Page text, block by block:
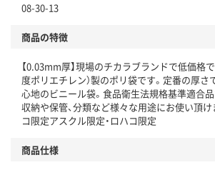
仕組
この商品の環境配慮ポイントです。下記商品
アスクル商品環境スコア詳細／加点項目
08-30-13
商品の特徴
【0.03mm厚】現場のチカラブランドで低価格
度ポリエチレン）製のポリ袋です。定番の厚
心地のビニール袋。食品衛生法規格基準適合
収納や保管、分類など様々な用途にお使い頂け
コ限定アスクル限定・ロハコ限定
商品仕様